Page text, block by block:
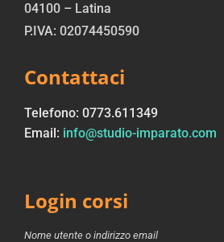
04100 – Latina
P.IVA: 02074450590
Contattaci
Telefono: 0773.611349
Email: info@studio-imparato.com
Login corsi
Nome utente o indirizzo email